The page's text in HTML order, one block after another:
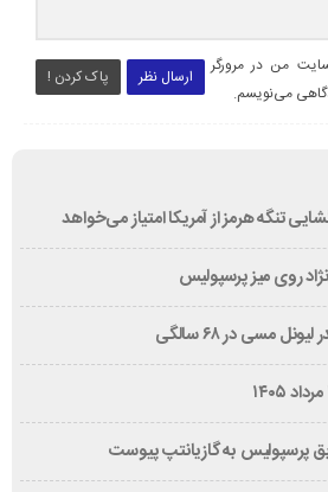
ارسال نظر پاک کردن !
من در مرورگر
می‌نویسم.
تنگه هرمز از آمریکا امتیاز می‌خواهد
روی میز پرسپولیس
مسی در ۶۸ سالگی
پرسپولیس به گازیانتپ پیوست